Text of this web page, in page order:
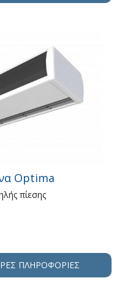
Optima
πίεσης
ΠΛΗΡΟΦΟΡΊΕΣ